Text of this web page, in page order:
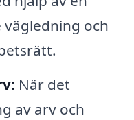
vägledning och
När det
av arv och